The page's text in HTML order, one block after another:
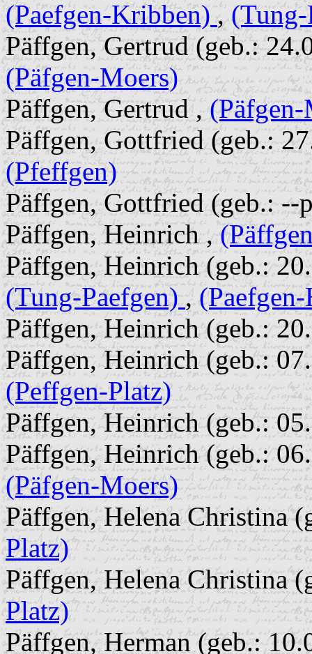
(Paefgen-Kribben),
Päffgen, Gertrud (geb.:
(Päfgen-Moers)
Päffgen, Gertrud ,
Päffgen, Gottfried (geb.:
(Pfeffgen)
Päffgen, Gottfried (geb.:
Päffgen, Heinrich ,
Päffgen, Heinrich (geb.:
(Tung-Paefgen),
Päffgen, Heinrich (geb.:
Päffgen, Heinrich (geb.:
(Peffgen-Platz)
Päffgen, Heinrich (geb.:
Päffgen, Heinrich (geb.:
(Päfgen-Moers)
Päffgen, Helena Christina
Platz)
Päffgen, Helena Christina
Platz)
Päffgen, Herman (geb.: